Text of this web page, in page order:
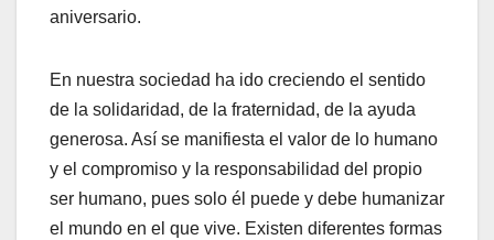
aniversario.
En nuestra sociedad ha ido creciendo el sentido
de la solidaridad, de la fraternidad, de la ayuda
generosa. Así se manifiesta el valor de lo humano
y el compromiso y la responsabilidad del propio
ser humano, pues solo él puede y debe humanizar
el mundo en el que vive. Existen diferentes formas